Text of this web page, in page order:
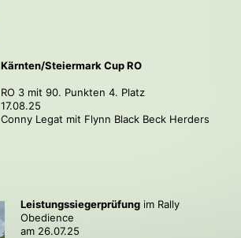
Kärnten/Steiermark Cup RO
RO 3 mit 90. Punkten 4. Platz
17.08.25
Conny Legat mit Flynn Black Beck Herders
Leistungssiegerprüfung im Rally
Obedience
am 26.07.25